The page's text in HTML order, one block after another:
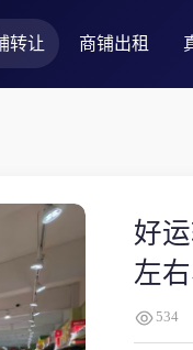
转让 商铺出租
好
左
534